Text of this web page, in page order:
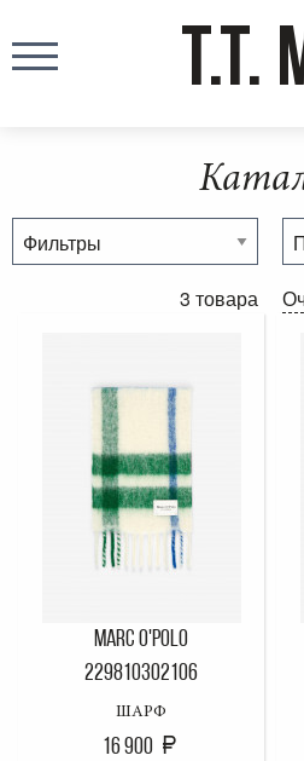
T.T.
3 товара
MARC O'POLO
229810302106
ШАРФ
16 900